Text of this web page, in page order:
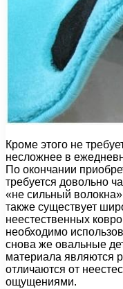
Кроме этого не
несложнее в
По окончании
требуется довольно
«не сильный
также существует
неестественных
необходимо
снова же овальные
материала являются
отличаются от
ощущениями.